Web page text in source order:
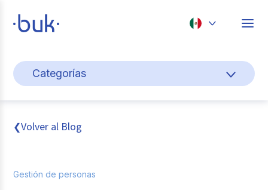
Perú
Categorías
Gestión de personas
Cultura y bienestar laboral
Transformación digital
❮Volver al Blog
Gestión de personas